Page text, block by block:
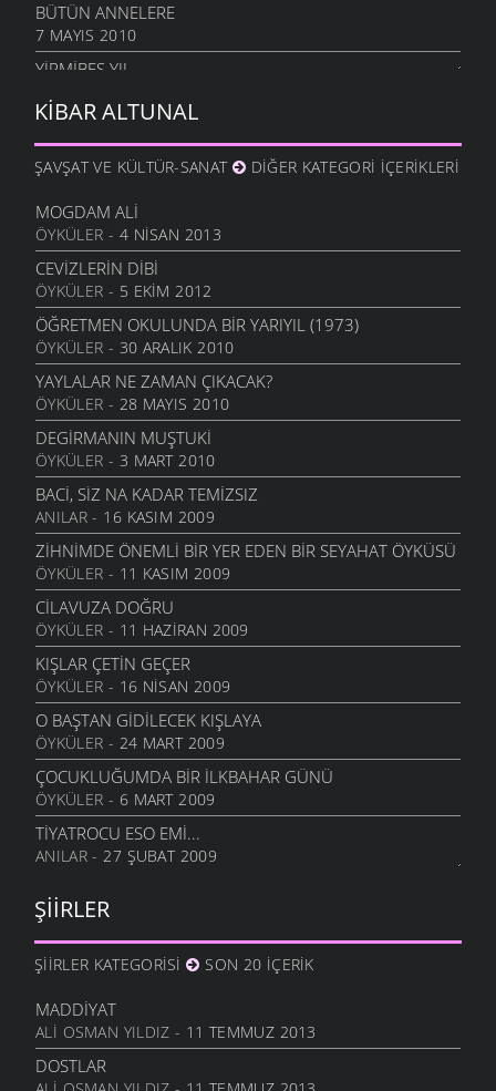
BÜTÜN ANNELERE
7 MAYIS 2010
YIRMIBEŞ YIL
BAHAR
12 NISAN 2010
ÇARESIZ
6 NISAN 2010
SANMAYASIN HA
29 MART 2010
OĞLUMA
18 MART 2010
ÖZLEDIM ANNE
4 MART 2010
KÜLE DÖNMÜŞSÜN
3 MART 2010
YIL BITERKEN
25 ARALIK 2009
CEVIZLI
26 KASIM 2009
MEMLEKET HALLERI
16 KASIM 2009
SORGU
3 KASIM 2009
UMUTSUZLUK
3 KASIM 2009
ÇORUH
23 EKIM 2009
RUHUMDAKI BOŞLUK
23 EKIM 2009
İYI KI VARSIN KÖYÜM
GEL GÖR KI
3 EYLÜL 2009
ZANNETME
KÖYÜMÜZ
29 MAYIS 2009
ISSIZ
KIBAR ALTUNAL
ŞAVŞAT VE KÜLTÜR-SANAT DIĞER KATEGORI İÇERIKLERI
MOGDAM ALI
ÖYKÜLER - 4 NISAN 2013
CEVIZLERIN DIBI
ÖYKÜLER - 5 EKIM 2012
ÖĞRETMEN OKULUNDA BIR YARIYIL (1973)
ÖYKÜLER - 30 ARALIK 2010
YAYLALAR NE ZAMAN ÇIKACAK?
ÖYKÜLER - 28 MAYIS 2010
DEGIRMANIN MUŞTUKI
ÖYKÜLER - 3 MART 2010
BACI, SIZ NA KADAR TEMIZSIZ
ANILAR- 16 KASIM 2009
ZIHNIMDE ÖNEMLI BIR YER EDEN BIR SEYAHAT ÖYKÜSÜ
ÖYKÜLER - 11 KASIM 2009
CILAVUZA DOĞRU
ÖYKÜLER - 11 HAZIRAN 2009
KIŞLAR ÇETIN GEÇER
ÖYKÜLER - 16 NISAN 2009
O BAŞTAN GIDILECEK KIŞLAYA
ÖYKÜLER - 24 MART 2009
ÇOCUKLUĞUMDA BIR İLKBAHAR GÜNÜ
ÖYKÜLER - 6 MART 2009
TIYATROCU ESO EMI...
ANILAR- 27 ŞUBAT 2009
ŞIIRLER
ŞIIRLER KATEGORISI SON 20 İÇERIK
MADDIYAT
ALI OSMAN YILDIZ - 11 TEMMUZ 2013
DOSTLAR